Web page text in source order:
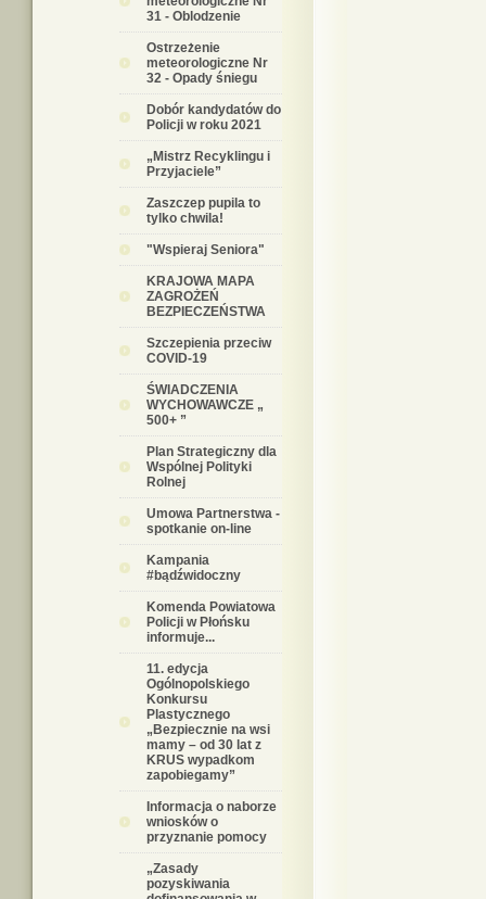
31 - Oblodzenie
Ostrzeżenie
meteorologiczne Nr
32 - Opady śniegu
Dobór kandydatów do
Policji w roku 2021
„Mistrz Recyklingu i
Przyjaciele”
Zaszczep pupila to
tylko chwila!
"Wspieraj Seniora"
KRAJOWA MAPA
ZAGROŻEŃ
BEZPIECZEŃSTWA
Szczepienia przeciw
COVID-19
ŚWIADCZENIA
WYCHOWAWCZE „
500+ ”
Plan Strategiczny dla
Wspólnej Polityki
Rolnej
Umowa Partnerstwa -
spotkanie on-line
Kampania
#bądźwidoczny
Komenda Powiatowa
Policji w Płońsku
informuje...
11. edycja
Ogólnopolskiego
Konkursu
Plastycznego
„Bezpiecznie na wsi
mamy – od 30 lat z
KRUS wypadkom
zapobiegamy”
Informacja o naborze
wniosków o
przyznanie pomocy
„Zasady
pozyskiwania